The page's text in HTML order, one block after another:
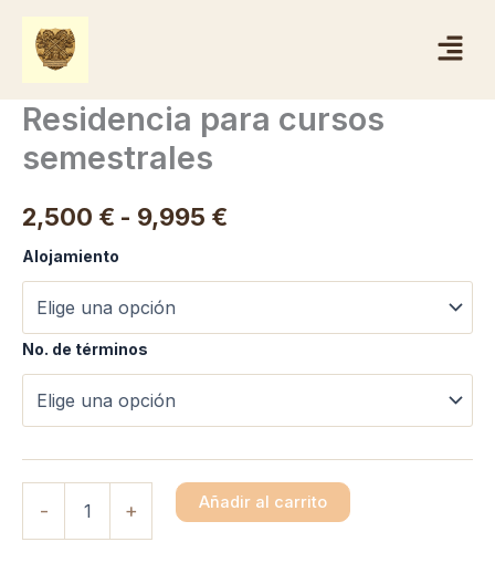
contenido
Menú
Residencia para cursos
semestrales
2,500 € - 9,995 €
desde
2,500 €
9,995 €
Alojamiento
No. de términos
- + Añadir al carrito